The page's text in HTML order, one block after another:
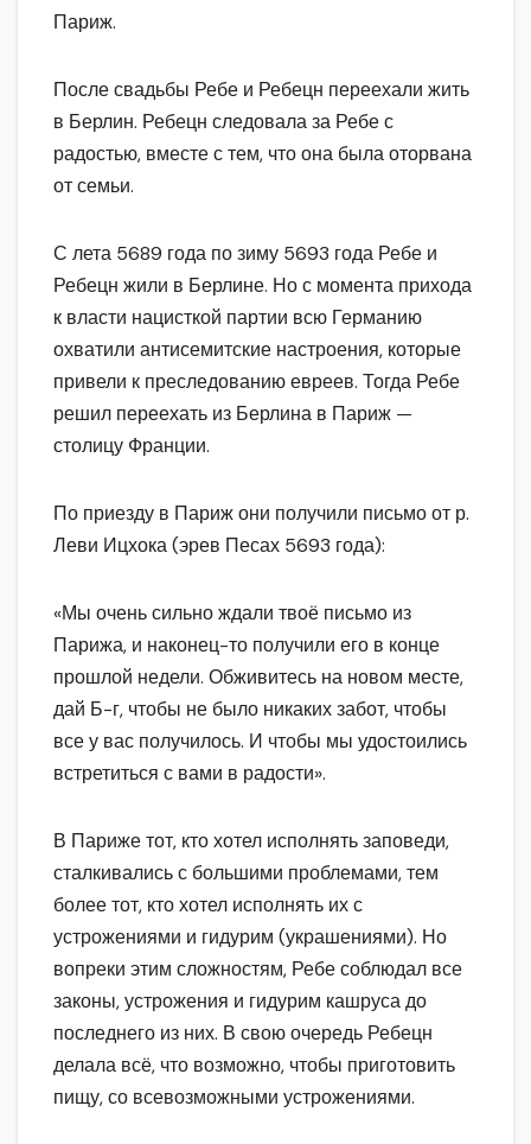
Париж.
После свадьбы Ребе и Ребецн переехали жить
в Берлин. Ребецн следовала за Ребе с
радостью, вместе с тем, что она была оторвана
от семьи.
С лета 5689 года по зиму 5693 года Ребе и
Ребецн жили в Берлине. Но с момента прихода
к власти нацисткой партии всю Германию
охватили антисемитские настроения, которые
привели к преследованию евреев. Тогда Ребе
решил переехать из Берлина в Париж —
столицу Франции.
По приезду в Париж они получили письмо от р.
Леви Ицхока (эрев Песах 5693 года):
«Мы очень сильно ждали твоё письмо из
Парижа, и наконец-то получили его в конце
прошлой недели. Обживитесь на новом месте,
дай Б-г, чтобы не было никаких забот, чтобы
все у вас получилось. И чтобы мы удостоились
встретиться с вами в радости».
В Париже тот, кто хотел исполнять заповеди,
сталкивались с большими проблемами, тем
более тот, кто хотел исполнять их с
устрожениями и гидурим (украшениями). Но
вопреки этим сложностям, Ребе соблюдал все
законы, устрожения и гидурим кашруса до
последнего из них. В свою очередь Ребецн
делала всё, что возможно, чтобы приготовить
пищу, со всевозможными устрожениями.